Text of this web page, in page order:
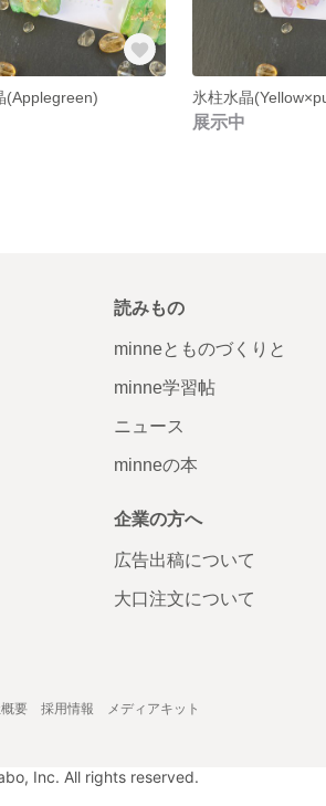
(Applegreen) 氷柱水晶
展示中
読みもの
minneとものづくりと
minne学習帖
ニュース
minneの本
企業の方へ
広告出稿について
大口注文について
要 採用情報 メディアキット
Inc. All rights reserved.